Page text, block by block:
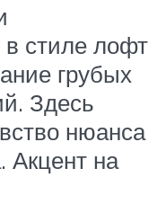
стиле лофт
грубых
Здесь
нюанса
Акцент на